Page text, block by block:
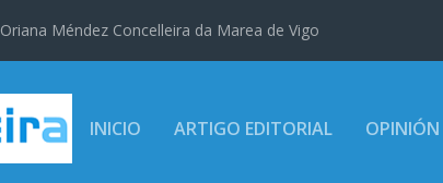
Oriana Méndez Concelleira da Marea de Vigo
INICIO ARTIGO EDITORIAL OPINIÓN